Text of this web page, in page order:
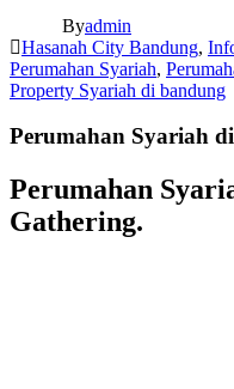
Byadmin
Hasanah City Bandung,
Perumahan Syariah,
Property Syariah di bandung
Perumahan Syariah
Perumahan
Gathering.